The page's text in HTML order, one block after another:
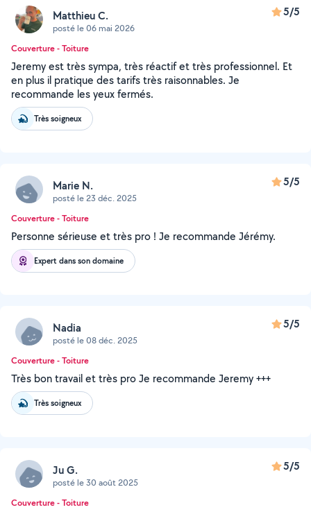
Matthieu C.
posté le 06 mai 2026
5/5
Couverture - Toiture
Jeremy est très sympa, très réactif et très professionnel. Et
en plus il pratique des tarifs très raisonnables. Je
recommande les yeux fermés.
Très soigneux
Marie N.
posté le 23 déc. 2025
5/5
Couverture - Toiture
Personne sérieuse et très pro ! Je recommande Jérémy.
Expert dans son domaine
Nadia
posté le 08 déc. 2025
5/5
Couverture - Toiture
Très bon travail et très pro Je recommande Jeremy +++
Très soigneux
Ju G.
posté le 30 août 2025
5/5
Couverture - Toiture